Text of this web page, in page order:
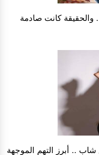
والحقيقة كانت صادمة
.. أبرز التهم الموجهة